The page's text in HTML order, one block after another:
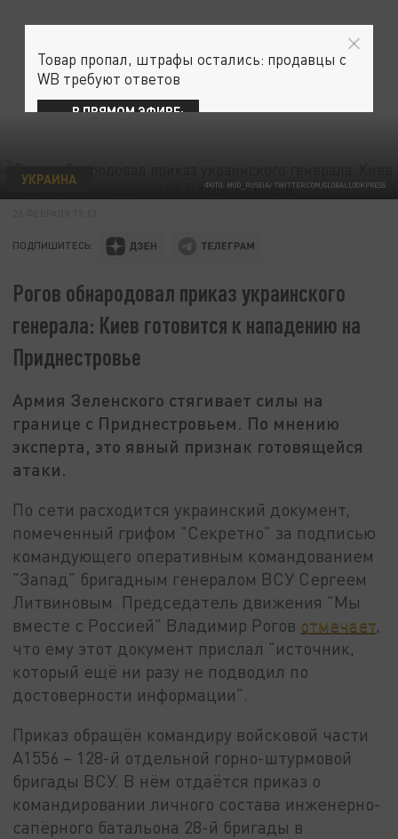
ФОТО: MOD_RUSSIA/ TWITTER.COM/GLOBALLOOKPRESS
УКРАИНА
ПОДПИШИТЕСЬ:
Рогов обнародовал приказ украинского
генерала: Киев готовится к нападению на
Приднестровье
Армия Зеленского стягивает силы на
границе с Приднестровьем. По мнению
эксперта, это явный признак готовящейся
атаки.
По сети расходится украинский документ,
помеченный грифом "Секретно" за подписью
командующего оперативным командованием
"Запад" бригадным генералом ВСУ Сергеем
Литвиновым. Председатель движения "Мы
вместе с Россией" Владимир Рогов отмечает,
что ему этот документ прислал "источник,
который ещё ни разу не подводил по
достоверности информации".
Приказ обращён командиру войсковой части
А1556 – 128-й отдельной горно-штурмовой
бригады ВСУ. В нём отдаётся приказ о
командировании личного состава инженерно-
сапёрного батальона 28-й бригады в
Товар пропал, штрафы остались: продавцы с
WB требуют ответов
В ПРЯМОМ ЭФИРЕ: